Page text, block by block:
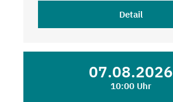
Detail
07.08.2026
10:00 Uhr